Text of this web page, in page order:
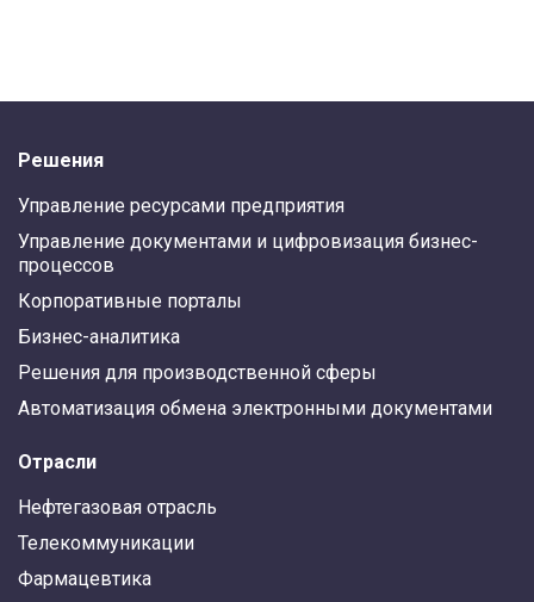
Решения
Управление ресурсами предприятия
Управление документами и цифровизация бизнес-
процессов
Корпоративные порталы
Бизнес-аналитика
Решения для производственной сферы
Автоматизация обмена электронными документами
Отрасли
Нефтегазовая отрасль
Телекоммуникации
Фармацевтика